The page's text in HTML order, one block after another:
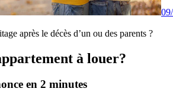
après le décès d’un ou des parents ?
à louer?
en 2 minutes